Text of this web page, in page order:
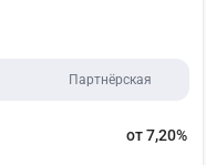
Партнёрская
от 7,20%